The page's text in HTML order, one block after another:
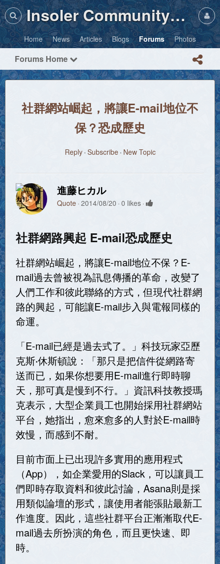
Insoler Community・Photos
Home News Articles Blogs Forums Photos
Forums Home
社群網站崛起，將讓E-mail地位不
保？恐成歷史
Reply Subscribe New Topic
進藤ヒカル
Quote 2014/08/20 0 likes
社群網路興起 E-mail恐成歷史
社群網站崛起，將讓E-mail地位不保？E-
mail過去曾被視為訊息傳播的革命，改變了
人們工作和彼此聯絡的方式，但現代社群網
路的興起，可能讓E-mail步入與電報同樣的
命運。
「E-mail已經是過去式了。」科技玩家亞歷
克斯‧休斯頓說：「那只是把信件從網路寄
送而已，如果你想要用E-mail進行即時聊
天，那可真是慢到不行。」資訊科技教授瑪
克表示，大型企業員工也開始採用社群網站
平台，她指出，愈來愈多的人對於E-mail時
效慢，而感到不耐。
目前市面上已出現許多實用的應用程式
（App），如企業愛用的Slack，可以讓員工
們即時存取資料和彼此討論，Asana則是採
用類似論壇的形式，讓使用者能張貼最新工
作進度。因此，這些社群平台正漸漸取代E-
mail過去所扮演的角色，而且更快速、即
時。